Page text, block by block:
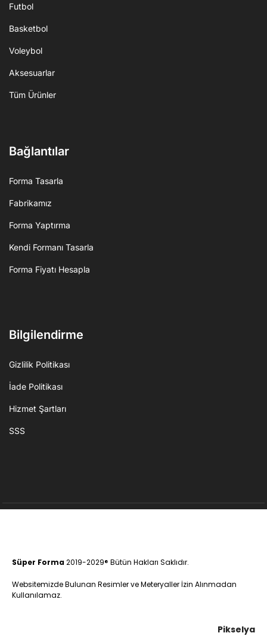
Futbol
Basketbol
Voleybol
Aksesuarlar
Tüm Ürünler
Bağlantılar
Forma Tasarla
Fabrikamız
Forma Yaptırma
Kendi Formanı Tasarla
Forma Fiyatı Hesapla
Bilgilendirme
Gizlilik Politikası
İade Politikası
Hizmet Şartları
SSS
Süper Forma2019-2029® Bütün Hakları Saklıdır.
Websitemizde Bulunan Resimler ve Meteryaller İzin Alınmadan
Kullanılamaz.
Pikselya